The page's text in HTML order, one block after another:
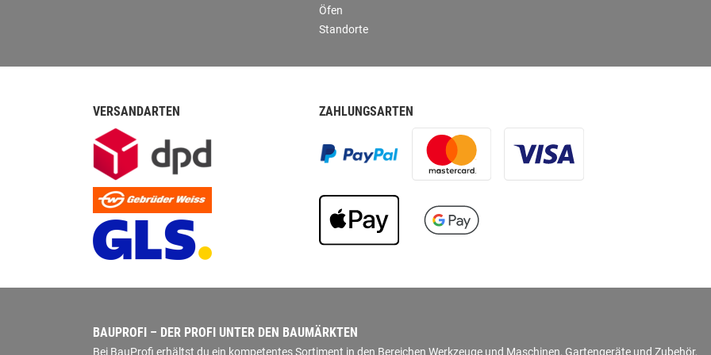
Öfen
Standorte
VERSANDARTEN ZAHLUNGSARTEN
BAUPROFI – DER PROFI UNTER DEN BAUMÄRKTEN
Bei BauProfi erhältst du ein kompetentes Sortiment in den Bereichen Werkzeuge und Maschinen, Gartengeräte und Zubehör,